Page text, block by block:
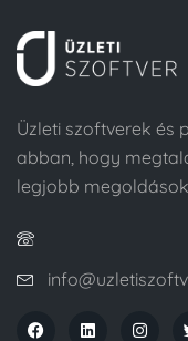
Üzleti szoftverek és
abban, hogy
legjobb